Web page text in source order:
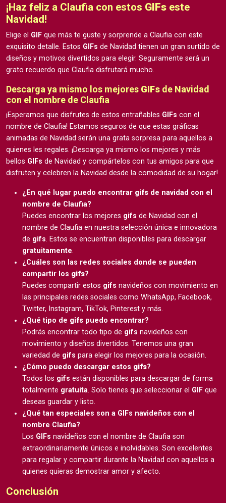
¡Haz feliz a Claufia con estos GIFs este
Navidad!
Elige el GIF que más te guste y sorprende a Claufia con este
exquisito detalle. Estos GIFs de Navidad tienen un gran surtido de
diseños y motivos divertidos para elegir. Seguramente será un
grato recuerdo que Claufia disfrutará mucho.
Descarga ya mismo los mejores GIFs de Navidad
con el nombre de Claufia
¡Esperamos que disfrutes de estos entrañables GIFs con el
nombre de Claufia! Estamos seguros de que estas gráficas
animadas de Navidad serán una grata sorpresa para aquellos a
quienes les regales. ¡Descarga ya mismo los mejores y más
bellos GIFs de Navidad y compártelos con tus amigos para que
disfruten y celebren la Navidad desde la comodidad de su hogar!
¿En qué lugar puedo encontrar gifs de navidad con el
nombre de Claufia?
Puedes encontrar los mejores gifs de Navidad con el
nombre de Claufia en nuestra selección única e innovadora
de gifs. Estos se encuentran disponibles para descargar
gratuitamente.
¿Cuáles son las redes sociales donde se pueden
compartir los gifs?
Puedes compartir estos gifs navideños con movimiento en
las principales redes sociales como WhatsApp, Facebook,
Twitter, Instagram, TikTok, Pinterest y más.
¿Qué tipo de gifs puedo encontrar?
Podrás encontrar todo tipo de gifs navideños con
movimiento y diseños divertidos. Tenemos una gran
variedad de gifs para elegir los mejores para la ocasión.
¿Cómo puedo descargar estos gifs?
Todos los gifs están disponibles para descargar de forma
totalmente gratuita. Solo tienes que seleccionar el GIF que
deseas guardar y listo.
¿Qué tan especiales son a GIFs navideños con el
nombre Claufia?
Los GIFs navideños con el nombre de Claufia son
extraordinariamente únicos e inolvidables. Son excelentes
para regalar y compartir durante la Navidad con aquellos a
quienes quieras demostrar amor y afecto.
Conclusión